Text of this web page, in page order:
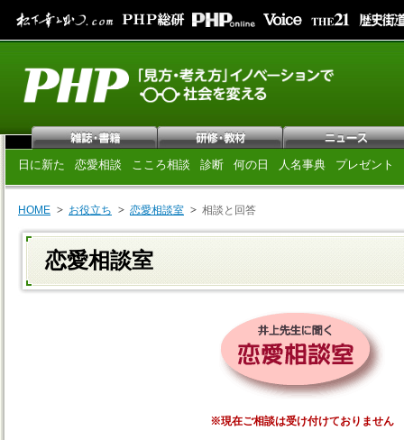
日に新た 恋愛相談 こころ相談 診断 何の日 人名事典 プレゼント
HOME お役立ち 恋愛相談室 相談と回答
恋愛相談室
※現在ご相談は受け付けておりません